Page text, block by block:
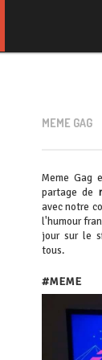
MEME GAG
Meme Gag
partage de
avec notre
l'humour
jour sur le
tous.
#MEME